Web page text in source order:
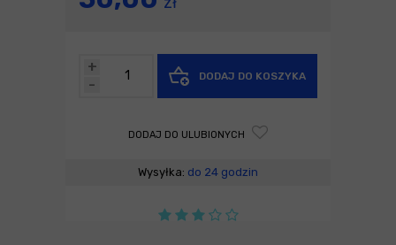
-
+
DODAJ DO KOSZYKA
DODAJ DO ULUBIONYCH
Wysyłka: do 24 godzin